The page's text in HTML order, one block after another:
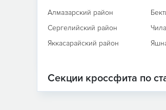
Алмазарский район
Сергелийский район
Яккасарайский район
Секции кроссфита по